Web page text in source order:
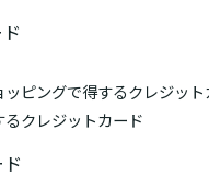
ピングで得するクレジット
クレジットカード